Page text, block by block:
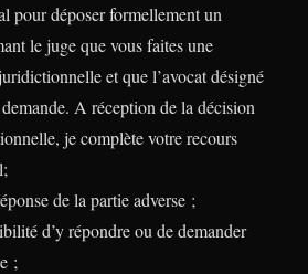
pour déposer formellement un
le juge que vous faites une
et que l’avocat désigné
A réception de la décision
je complète votre recours
de la partie adverse ;
d’y répondre ou de demander
;